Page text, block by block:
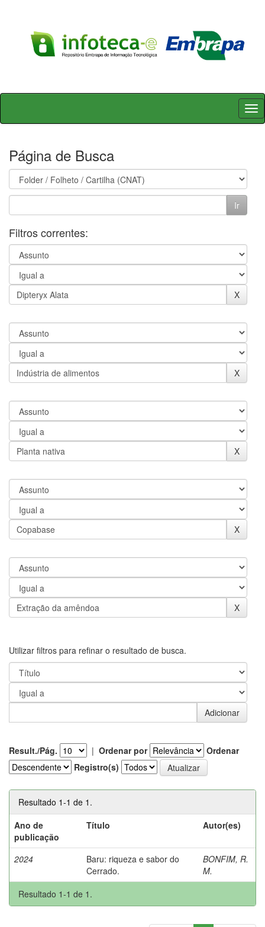
Skip
Página de Busca
Filtros correntes:
Utilizar filtros para refinar o resultado de busca.
Result./Pág. | Ordenar por
Ordenar
Registro(s)
Resultado 1-1 de 1.
Ano de
publicação
Título Autor(es)
2024
Baru: riqueza e sabor do
Cerrado.
BONFIM, R.
M.
Resultado 1-1 de 1.